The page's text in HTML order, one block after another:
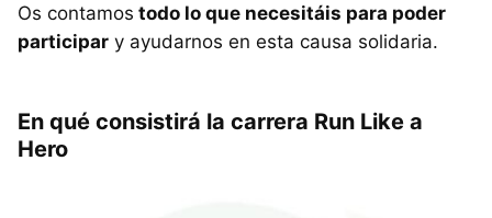
Os contamos todo lo que necesitáis para poder
participar y ayudarnos en esta causa solidaria.
En qué consistirá la carrera Run Like a
Hero